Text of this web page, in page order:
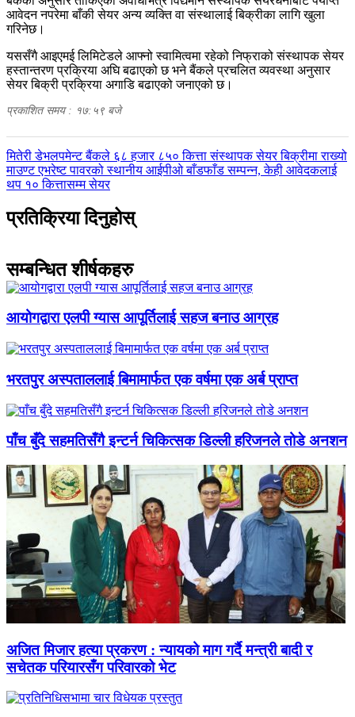
आवेदन नपरेमा बाँकी सेयर अन्य व्यक्ति वा संस्थालाई बिक्रीका लागि खुला
गरिनेछ।
यससँगै आइएमई लिमिटेडले आफ्नो स्वामित्वमा रहेको निफ्राको संस्थापक सेयर
हस्तान्तरण प्रक्रिया अघि बढाएको छ भने बैंकले प्रचलित व्यवस्था अनुसार
सेयर बिक्री प्रक्रिया अगाडि बढाएको जनाएको छ।
प्रकाशित समय : १७:५९ बजे
पछिल्लाे
-
मितेरी डेभलपमेन्ट बैंकले ६८ हजार ८५० कित्ता संस्थापक सेयर बिक्रीमा राख्यो
अघिल्लाे
-
माउण्ट एभरेष्ट पावरको स्थानीय आईपीओ बाँडफाँड सम्पन्न, केही आवेदकलाई
थप १० कित्तासम्म सेयर
प्रतिक्रिया दिनुहोस्
सम्बन्धित शीर्षकहरु
आयोगद्वारा एलपी ग्यास आपूर्तिलाई सहज बनाउ आग्रह
भरतपुर अस्पताललाई बिमामार्फत एक वर्षमा एक अर्ब प्राप्त
पाँच बुँदे सहमतिसँगै इन्टर्न चिकित्सक डिल्ली हरिजनले तोडे अनशन
अजित मिजार हत्या प्रकरण : न्यायको माग गर्दै मन्त्री बादी र
सचेतक परियारसँग परिवारको भेट